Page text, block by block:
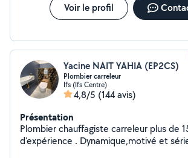
Voir le profil
Yacine NAIT YAHIA (EP2CS)
Plombier carreleur
Ifs (Ifs Centre)
4,8/5 (144 avis)
Présentation
Plombier chauffagiste carreleur plus de
d'expérience . Dynamique,motivé et